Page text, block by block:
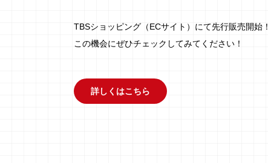
TBSショッピング（ECサイト）にて先行販売開始！
この機会にぜひチェックしてみてください！
詳しくはこちら